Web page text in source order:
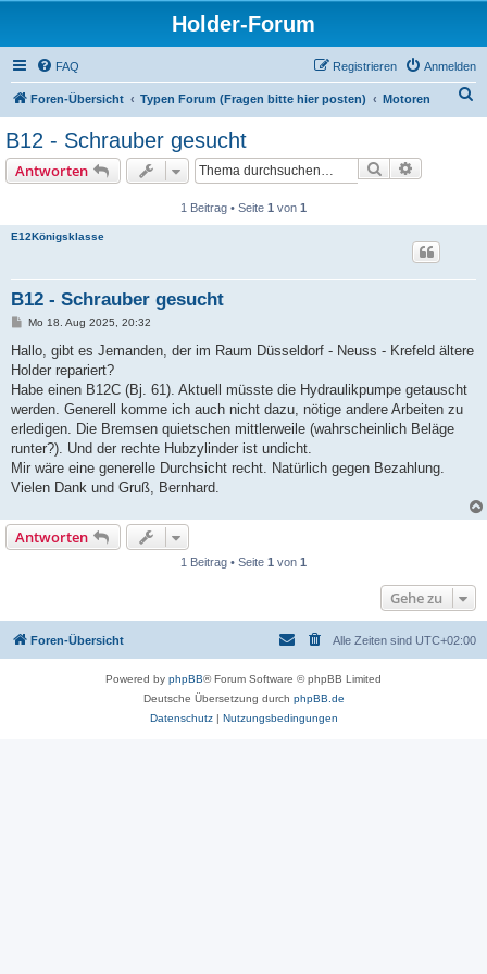
Holder-Forum
FAQ Anmelden
Registrieren
Foren-Übersicht Typen Forum (Fragen bitte hier posten) Motoren
B12 - Schrauber gesucht
Antworten Suche
1 Beitrag • Seite 1 von 1
E12Königsklasse
B12 - Schrauber gesucht
B
i
r
a
Mo 18. Aug 2025, 20:32
Hallo, gibt es Jemanden, der im Raum Düsseldorf - Neuss - Krefeld ältere
Holder repariert?
Habe einen B12C (Bj. 61). Aktuell müsste die Hydraulikpumpe getauscht
werden. Generell komme ich auch nicht dazu, nötige andere Arbeiten zu
erledigen. Die Bremsen quietschen mittlerweile (wahrscheinlich Beläge
runter?). Und der rechte Hubzylinder ist undicht.
Mir wäre eine generelle Durchsicht recht. Natürlich gegen Bezahlung.
Vielen Dank und Gruß, Bernhard.
Antworten
1 Beitrag • Seite 1 von 1
Gehe zu
Foren-Übersicht Alle Zeiten sind UTC+02:00
Powered by phpBB® Forum Software © phpBB Limited
Deutsche Übersetzung durch phpBB.de
Datenschutz| Nutzungsbedingungen